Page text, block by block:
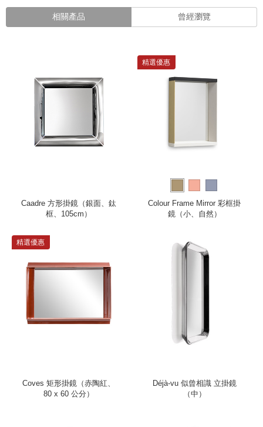
相關產品 曾經瀏覽
Caadre 方形掛鏡（銀面、鈦
框、105cm）
精選優惠
Colour Frame Mirror 彩框掛
鏡（小、自然）
精選優惠
Coves 矩形掛鏡（赤陶紅、
80 x 60 公分）
Déjà-vu 似曾相識 立掛鏡
（中）